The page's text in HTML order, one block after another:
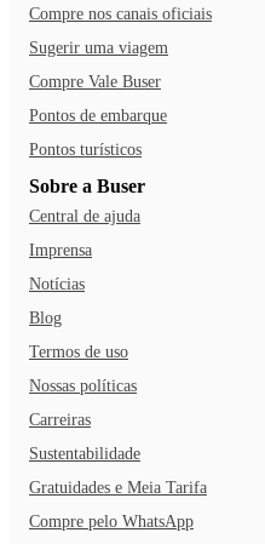
Compre nos canais oficiais
Sugerir uma viagem
Compre Vale Buser
Pontos de embarque
Pontos turísticos
Sobre a Buser
Central de ajuda
Imprensa
Notícias
Blog
Termos de uso
Nossas políticas
Carreiras
Sustentabilidade
Gratuidades e Meia Tarifa
Compre pelo WhatsApp